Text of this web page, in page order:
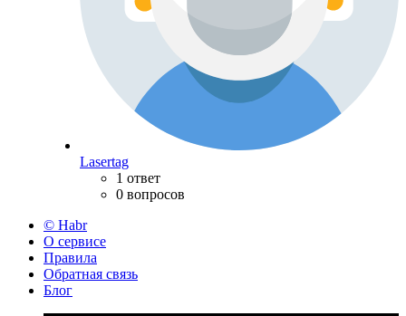
Lasertag
1 ответ
0 вопросов
© Habr
О сервисе
Правила
Обратная связь
Блог